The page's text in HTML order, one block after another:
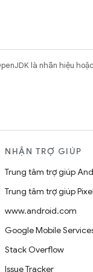
là nhãn hiệu
NHẬN TRỢ GIÚP
Trung tâm trợ giúp
Trung tâm trợ giúp Pixel
www.android.com
Google Mobile
Stack Overflow
Issue Tracker